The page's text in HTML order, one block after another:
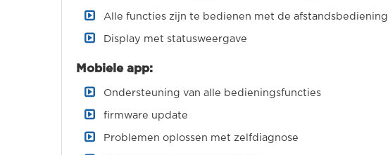
Alle functies zijn te bedienen met de afstandsbediening
Display met statusweergave
Mobiele app:
Ondersteuning van alle bedieningsfuncties
firmware update
Problemen oplossen met zelfdiagnose